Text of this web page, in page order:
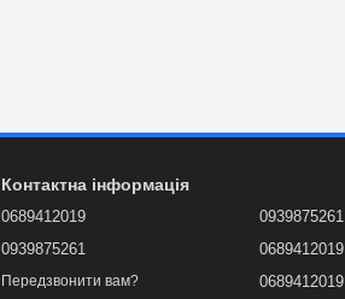
Контактна інформація
0689412019
0939875261
Передзвонити вам?
0939875261
0689412019
0689412019